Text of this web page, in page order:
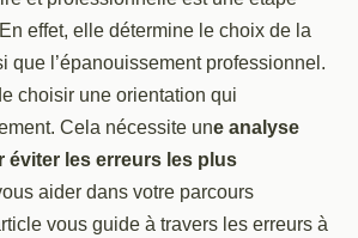
effet, elle détermine le choix de la
que l’épanouissement professionnel.
choisir une orientation qui
Cela nécessite une analyse
éviter les erreurs les plus
aider dans votre parcours
vous guide à travers les erreurs à